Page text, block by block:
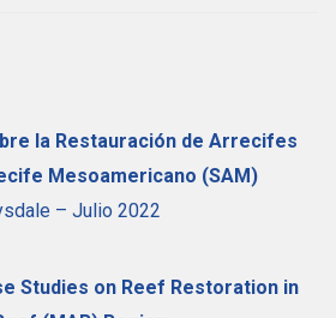
la Restauración de Arrecifes
Mesoamericano (SAM)
– Julio 2022
Studies on Reef Restoration in